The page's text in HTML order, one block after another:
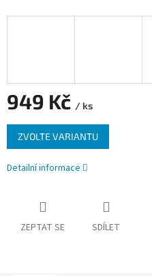
949 Kč / ks
Měrná
cena:
ZVOLTE VARIANTU
Detailní informace
ZEPTAT SE SDÍLET